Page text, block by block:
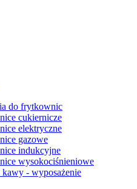
do frytkownic
cukiernicze
elektryczne
gazowe
indukcyjne
wysokociśnieniowe